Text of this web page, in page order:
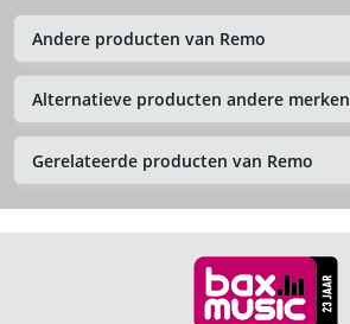
Andere producten van Remo
Alternatieve producten andere merken
Gerelateerde producten van Remo